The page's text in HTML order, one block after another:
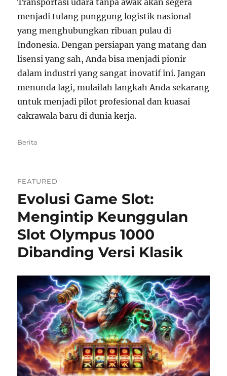
menjadi tulang punggung logistik nasional
yang menghubungkan ribuan pulau di
Indonesia. Dengan persiapan yang matang dan
lisensi yang sah, Anda bisa menjadi pionir
dalam industri yang sangat inovatif ini. Jangan
menunda lagi, mulailah langkah Anda sekarang
untuk menjadi pilot profesional dan kuasai
cakrawala baru di dunia kerja.
Categories
Berita
FEATURED
Evolusi Game Slot:
Mengintip Keunggulan
Slot Olympus 1000
Dibanding Versi Klasik